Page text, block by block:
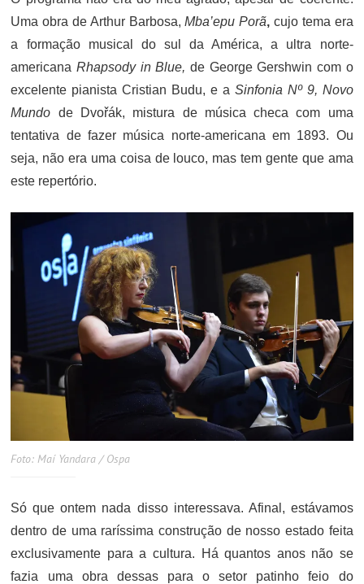
Uma obra de Arthur Barbosa,Mba’epu Porã, cujo tema era
a formação musical do sul da América, a ultra norte-
americanaRhapsody in Blue, de George Gershwin com o
excelente pianista Cristian Budu, e a Sinfonia Nº 9, Novo
Mundo de Dvořák, mistura de música checa com uma
tentativa de fazer música norte-americana em 1893. Ou
seja, não era uma coisa de louco, mas tem gente que ama
este repertório.
Foto: Maí Yandara / Ospa
Só que ontem nada disso interessava. Afinal, estávamos
dentro de uma raríssima construção de nosso estado feita
exclusivamente para a cultura. Há quantos anos não se
fazia uma obra dessas para o setor patinho feio do